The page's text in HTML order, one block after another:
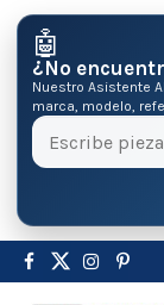
🤖
¿No
Nuestro Asistente
marca, modelo,